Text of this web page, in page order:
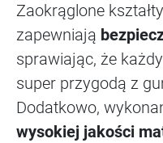
Zaokrąglone kształty
zapewniają
sprawiając, że
super przygodą z
Dodatkowo,
wysokiej jakości